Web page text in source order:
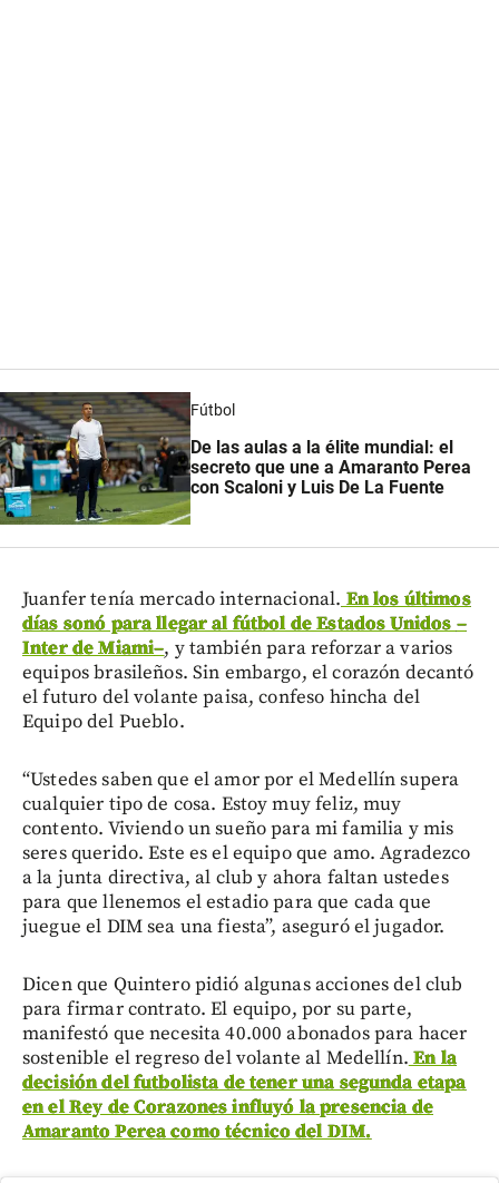
Fútbol
De las aulas a la élite mundial: el
secreto que une a Amaranto Perea
con Scaloni y Luis De La Fuente
Juanfer tenía mercado internacional. En los últimos
días sonó para llegar al fútbol de Estados Unidos –
Inter de Miami–, y también para reforzar a varios
equipos brasileños. Sin embargo, el corazón decantó
el futuro del volante paisa, confeso hincha del
Equipo del Pueblo.
“Ustedes saben que el amor por el Medellín supera
cualquier tipo de cosa. Estoy muy feliz, muy
contento. Viviendo un sueño para mi familia y mis
seres querido. Este es el equipo que amo. Agradezco
a la junta directiva, al club y ahora faltan ustedes
para que llenemos el estadio para que cada que
juegue el DIM sea una fiesta”, aseguró el jugador.
Dicen que Quintero pidió algunas acciones del club
para firmar contrato. El equipo, por su parte,
manifestó que necesita 40.000 abonados para hacer
sostenible el regreso del volante al Medellín. En la
decisión del futbolista de tener una segunda etapa
en el Rey de Corazones influyó la presencia de
Amaranto Perea como técnico del DIM.